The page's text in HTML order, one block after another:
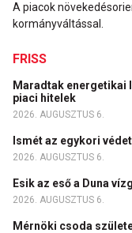
A piacok
kormányváltással.
FRISS
Maradtak energetikai
piaci hitelek
2026. AUGUSZTUS 6.
Ismét az egykori
2026. AUGUSZTUS 6.
Esik az eső a Duna
2026. AUGUSZTUS 6.
Mérnöki csoda